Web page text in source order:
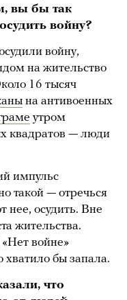
вы бы так
войну?
войну,
на жительство
16 тысяч
на антивоенных
утром
квадратов — люди
импульс
такой — отречься
нее, осудить. Вне
жительства.
войне»
хватило бы запала.
что